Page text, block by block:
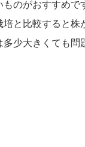
のがおすすめ
と比較すると
少大きくても問